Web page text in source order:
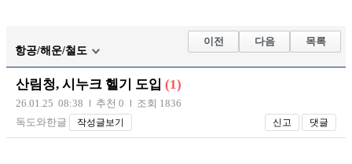
레이싱모델 자유사진
군사/무기
장착시공사진
항공/해운/철도
이전 다음 목록
산림청, 시누크 헬기 도입 (1)
26.01.25 08:38 추천 0
조회 1836
독도와한글
작성글보기 신고 댓글